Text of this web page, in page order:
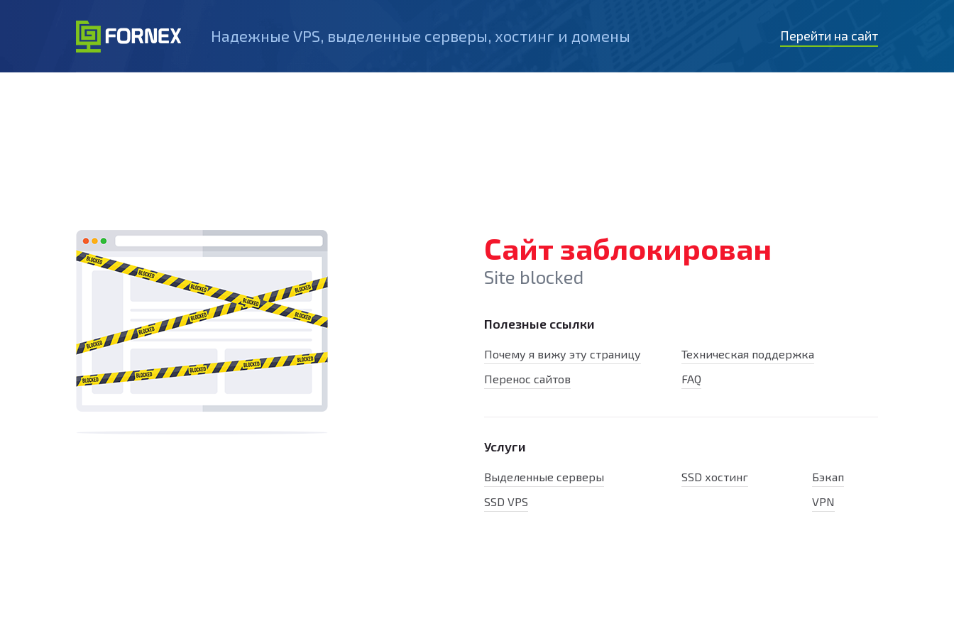
Надежные VPS, выделенные серверы, хостинг и домены Перейти на сайт
Сайт заблокирован
Site blocked
Полезные ссылки
Почему я вижу эту страницу
Перенос сайтов
Техническая поддержка
FAQ
Услуги
Выделенные серверы
SSD VPS
SSD хостинг
Бэкап
VPN